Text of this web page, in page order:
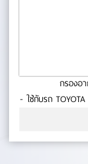
- ใช้กับรถ